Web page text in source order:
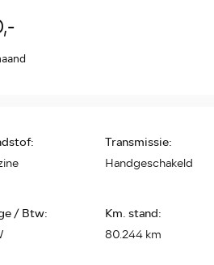
Transmissie:
Handgeschakeld
/ Btw:
Km. stand:
80.244 km